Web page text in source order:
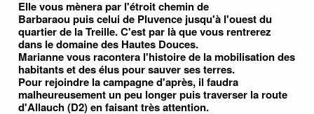
Elle vous mènera par l'étroit chemin de
Barbaraou puis celui de Pluvence jusqu'à l'ouest du
quartier de la Treille. C'est par là que vous rentrerez
dans le domaine des Hautes Douces.
Marianne vous racontera l'histoire de la mobilisation des
habitants et des élus pour sauver ses terres.
Pour rejoindre la campagne d'après, il faudra
malheureusement un peu longer puis traverser la route
d'Allauch (D2) en faisant très attention.